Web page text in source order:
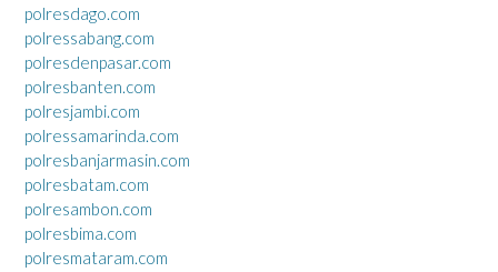
polresdago.com
polressabang.com
polresdenpasar.com
polresbanten.com
polresjambi.com
polressamarinda.com
polresbanjarmasin.com
polresbatam.com
polresambon.com
polresbima.com
polresmataram.com